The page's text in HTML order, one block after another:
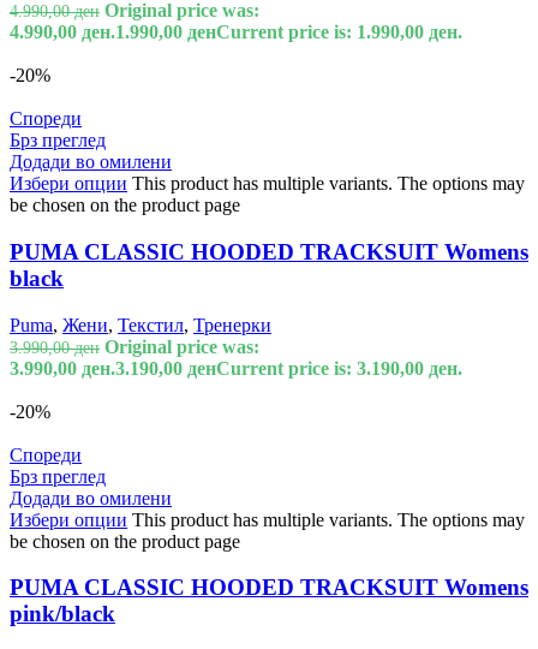
4.990,00ден Original price was:
4.990,00 ден.1.990,00 денCurrent price is: 1.990,00 ден.
-20%
Спореди
Брз преглед
Додади во омилени
Избери опции This product has multiple variants. The options may
be chosen on the product page
PUMA CLASSIC HOODED TRACKSUIT Womens
black
Puma, Жени, Текстил, Тренерки
3.990,00ден Original price was:
3.990,00 ден.3.190,00 денCurrent price is: 3.190,00 ден.
-20%
Спореди
Брз преглед
Додади во омилени
Избери опции This product has multiple variants. The options may
be chosen on the product page
PUMA CLASSIC HOODED TRACKSUIT Womens
pink/black